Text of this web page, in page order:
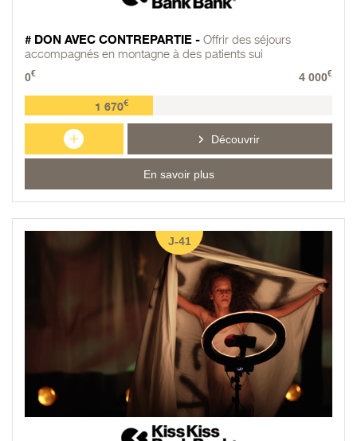
# DON AVEC CONTREPARTIE - Offrir des séjours
accompagnés en montagne à des patients sui
0€ 4 000€
1 670€
+ Découvrir
En savoir plus
J-41